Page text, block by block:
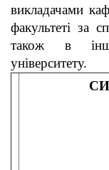
викладачами
факультеті за
також в
університету.